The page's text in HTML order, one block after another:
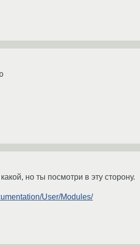
но ты посмотри в эту сторону.
User/Modules/